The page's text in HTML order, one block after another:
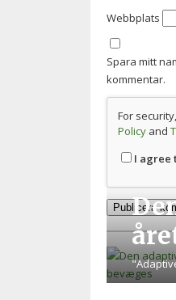
Webbplats
Spara mitt
kommentar.
For
Policy and
I agree